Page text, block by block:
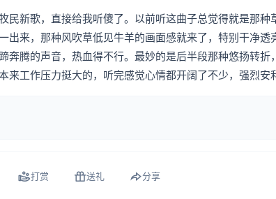
民新歌，直接给我听傻了。以前听这曲子总觉得就是那
出来，那种风吹草低见牛羊的画面感就来了，特别干净
奔腾的声音，热血得不行。最妙的是后半段那种悠扬转
来工作压力挺大的，听完感觉心情都开阔了不少，强烈安
打赏 送礼 分享